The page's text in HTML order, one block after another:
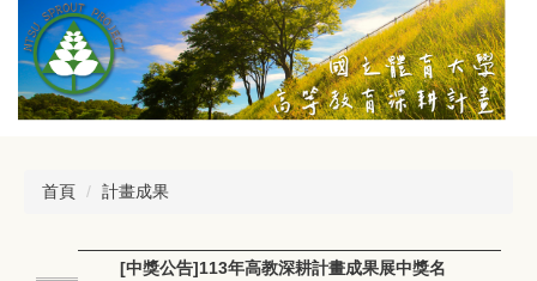
區
首頁 計畫成果
[中獎公告]113年高教深耕計畫成果展中獎名